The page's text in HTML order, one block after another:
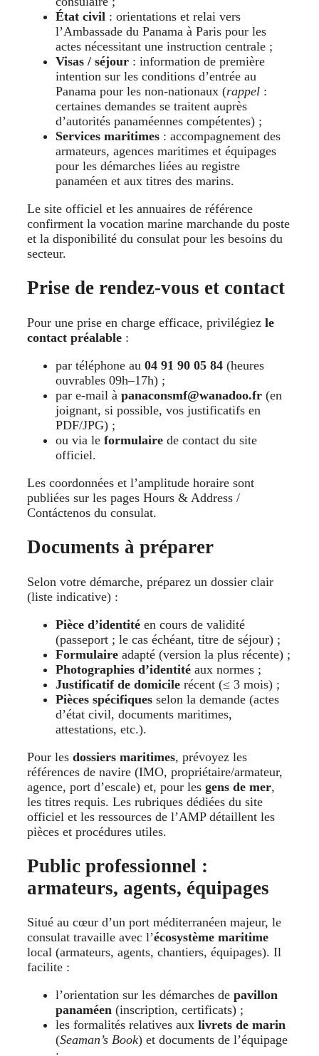
État civil : orientations et relai vers
l’Ambassade du Panama à Paris pour les
actes nécessitant une instruction centrale ;
Visas / séjour : information de première
intention sur les conditions d’entrée au
Panama pour les non-nationaux (rappel :
certaines demandes se traitent auprès
d’autorités panaméennes compétentes) ;
Services maritimes : accompagnement des
armateurs, agences maritimes et équipages
pour les démarches liées au registre
panaméen et aux titres des marins.
Le site officiel et les annuaires de référence
confirment la vocation marine marchande du poste
et la disponibilité du consulat pour les besoins du
secteur.
Prise de rendez-vous et contact
Pour une prise en charge efficace, privilégiez le
contact préalable :
par téléphone au 04 91 90 05 84 (heures
ouvrables 09h–17h) ;
par e-mail à panaconsmf@wanadoo.fr (en
joignant, si possible, vos justificatifs en
PDF/JPG) ;
ou via le formulaire de contact du site
officiel.
Les coordonnées et l’amplitude horaire sont
publiées sur les pages Hours & Address /
Contáctenos du consulat.
Documents à préparer
Selon votre démarche, préparez un dossier clair
(liste indicative) :
Pièce d’identité en cours de validité
(passeport ; le cas échéant, titre de séjour) ;
Formulaire adapté (version la plus récente) ;
Photographies d’identité aux normes ;
Justificatif de domicile récent (≤ 3 mois) ;
Pièces spécifiques selon la demande (actes
d’état civil, documents maritimes,
attestations, etc.).
Pour les dossiers maritimes, prévoyez les
références de navire (IMO, propriétaire/armateur,
agence, port d’escale) et, pour les gens de mer,
les titres requis. Les rubriques dédiées du site
officiel et les ressources de l’AMP détaillent les
pièces et procédures utiles.
Public professionnel :
armateurs, agents, équipages
Situé au cœur d’un port méditerranéen majeur, le
consulat travaille avec l’écosystème maritime
local (armateurs, agents, chantiers, équipages). Il
facilite :
l’orientation sur les démarches de pavillon
panaméen (inscription, certificats) ;
les formalités relatives aux livrets de marin
(Seaman’s Book) et documents de l’équipage